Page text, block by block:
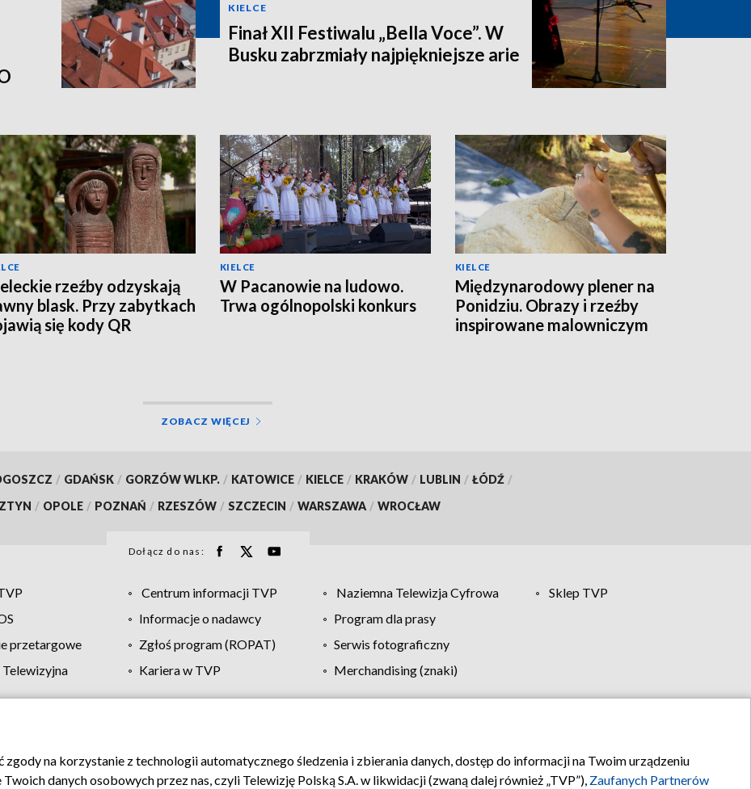
KIELCE
Finał XII Festiwalu „Bella Voce”. W
Busku zabrzmiały najpiękniejsze arie
rzeźby odzyskają
blask. Przy zabytkach
się kody QR
KIELCE
W Pacanowie na ludowo.
Trwa ogólnopolski konkurs
KIELCE
Międzynarodowy plener na
Ponidziu. Obrazy i rzeźby
inspirowane malowniczym
ZOBACZ WIĘCEJ
/ GDAŃSK / GORZÓW WLKP. / KATOWICE / KIELCE / KRAKÓW / LUBLIN / ŁÓDŹ /
/ OPOLE / POZNAŃ / RZESZÓW / SZCZECIN / WARSZAWA / WROCŁAW
Dołącz do nas:
Centrum informacji TVP Naziemna Telewizja Cyfrowa
Sklep TVP
Informacje o nadawcy
Program dla prasy
przetargowe Zgłoś program (ROPAT)
Serwis fotograficzny
Kariera w TVP
Merchandising (znaki)
Polityka prywatności Moje zgody Pomoc Biuro reklamy Kontakt
na korzystanie z technologii automatycznego śledzenia i zbierania danych, dostęp do informacji na Twoim urządzeniu
danych osobowych przez nas, czyli Telewizję Polską S.A. w likwidacji (zwaną dalej również „TVP”), Zaufanych Partnerów